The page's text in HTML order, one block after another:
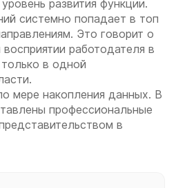
развития функции.
системно попадает в топ
Это говорит о
работодателя в
в одной
мере накопления данных. В
профессиональные
в